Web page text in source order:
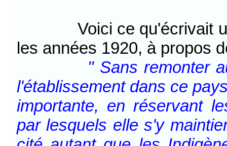
Voici ce qu'écrivait un
les années 1920, à propos
" Sans remonter
l'établissement dans ce
importante, en réservant
par lesquels elle s'y